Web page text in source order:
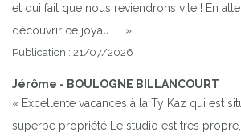
et qui fait que nous reviendrons vite ! En
découvrir ce joyau .... »
Publication : 21/07/2026
Jérôme - BOULOGNE BILLANCOURT
« Excellente vacances à la Ty Kaz qui est
superbe propriété Le studio est très